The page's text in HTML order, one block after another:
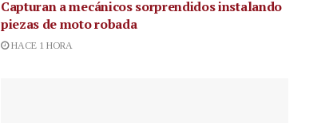
Capturan a mecánicos sorprendidos instalando
piezas de moto robada
HACE 1 HORA